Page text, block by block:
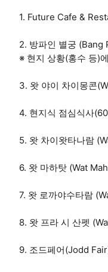
1. Future Cafe &
2. 방파인 별궁 (Bang
※ 현지 상황(홍수 등)
3. 왓 야이 차이몽콘
4. 현지식 점심식사
5. 왓 차이왓타나람
6. 왓 마하탓 (Wat
7. 왓 로까야수타람
8. 왓 프라 시 산펫
9. 조드페어(Jodd